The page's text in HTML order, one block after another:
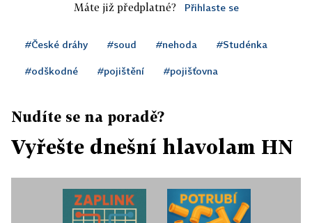
Máte již předplatné? Přihlaste se
#České dráhy #soud #nehoda #Studénka
#odškodné #pojištění #pojišťovna
Nudíte se na poradě?
Vyřešte dnešní hlavolam HN